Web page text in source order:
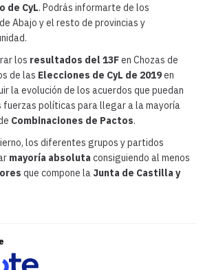
de CyL. Podrás informarte de los
Abajo y el resto de provincias y
los resultados del 13Fen Chozas de
de las Elecciones de CyL de 2019en
la evolución de los acuerdos que puedan
políticas para llegar a la mayoría
Combinaciones de Pactos.
los diferentes grupos y partidos
mayoría absoluta consiguiendo al menos
que compone la Junta de Castilla y